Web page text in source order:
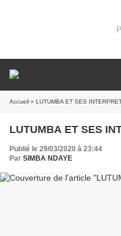
Accueil » LUTUMBA ET SES
LUTUMBA ET SES
Publié le 29/03/2020 à 23:44
Par SIMBA NDAYE